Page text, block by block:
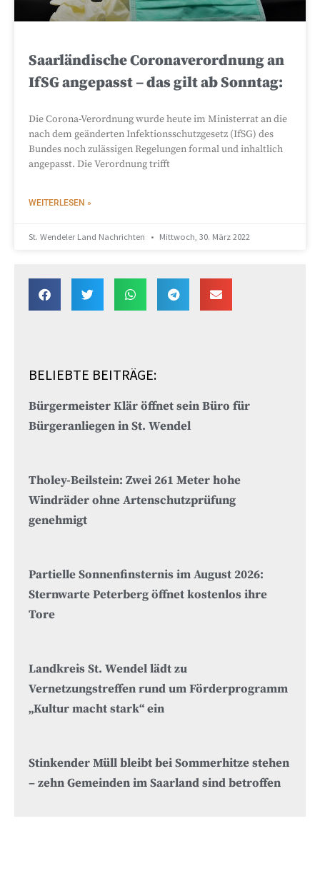
Saarländische Coronaverordnung an
IfSG angepasst – das gilt ab Sonntag:
Die Corona-Verordnung wurde heute im Ministerrat an die
nach dem geänderten Infektionsschutzgesetz (IfSG) des
Bundes noch zulässigen Regelungen formal und inhaltlich
angepasst. Die Verordnung trifft
WEITERLESEN »
St. Wendeler Land Nachrichten Mittwoch, 30. März 2022
BELIEBTE BEITRÄGE:
Bürgermeister Klär öffnet sein Büro für
Bürgeranliegen in St. Wendel
Tholey-Beilstein: Zwei 261 Meter hohe
Windräder ohne Artenschutzprüfung
genehmigt
Partielle Sonnenfinsternis im August 2026:
Sternwarte Peterberg öffnet kostenlos ihre
Tore
Landkreis St. Wendel lädt zu
Vernetzungstreffen rund um Förderprogramm
„Kultur macht stark“ ein
Stinkender Müll bleibt bei Sommerhitze stehen
– zehn Gemeinden im Saarland sind betroffen